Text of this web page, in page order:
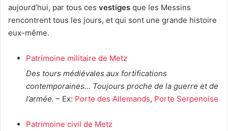
aujourd’hui, par tous ces vestiges que les Messins
rencontrent tous les jours, et qui sont une grande histoire
eux-même.
Patrimoine militaire de Metz
Des tours médiévales aux fortifications
contemporaines… Toujours proche de la guerre et de
l’armée. – Ex: Porte des Allemands, Porte Serpenoise
Patrimoine civil de Metz